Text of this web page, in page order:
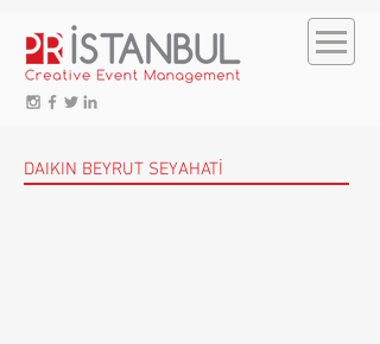
DAIKIN BEYRUT SEYAHATİ